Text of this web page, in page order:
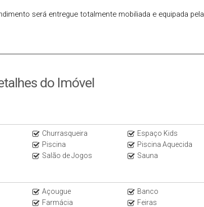
será entregue totalmente mobiliada e equipada pela
do Imóvel
Churrasqueira
Espaço Kids
Piscina
Piscina Aquecida
Salão de Jogos Sauna
Açougue
Banco
Farmácia
Feiras